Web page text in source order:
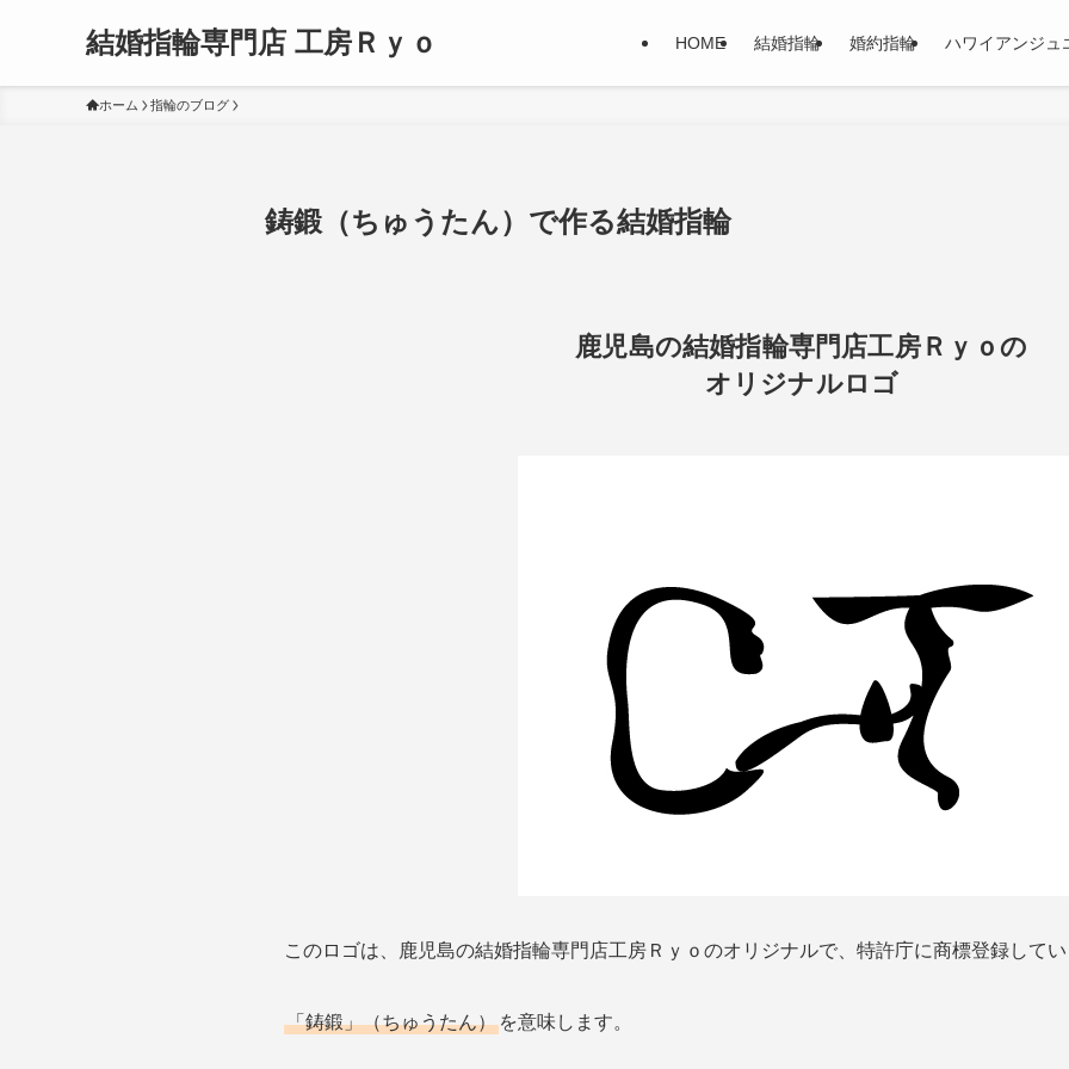
結婚指輪専門店 工房Ｒｙｏ HOME 結婚指輪 婚約指輪 ハワイアンジュ
ホーム 指輪のブログ
鋳鍛（ちゅうたん）で作る結婚指輪
鹿児島の結婚指輪専門店工房Ｒｙｏの
オリジナルロゴ
このロゴは、鹿児島の結婚指輪専門店工房Ｒｙｏのオリジナルで、特許庁に商標登録して
「鋳鍛」（ちゅうたん） を意味します。